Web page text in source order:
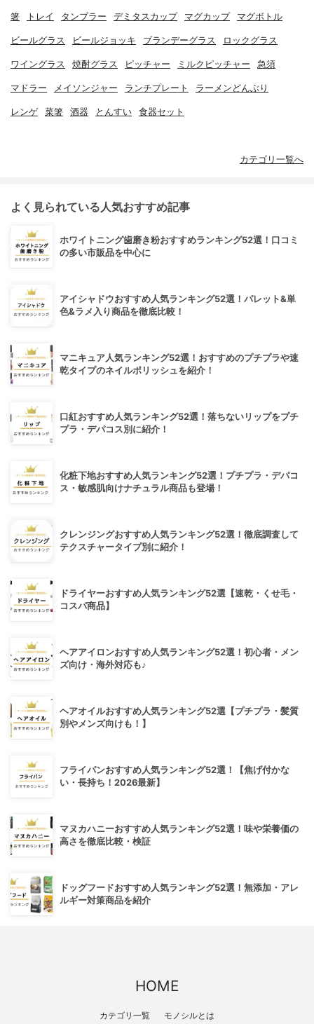
箸 トレイ タンブラー デミタスカップ マグカップ マグボトル
ビールグラス ビールジョッキ ブランデーグラス ロックグラス
ワイングラス 焼酎グラス ピッチャー ミルクピッチャー 急須
マドラー メイソンジャー ランチプレート ラーメンどんぶり
レンゲ 菜箸 酒器 とんすい 食器セット
カテゴリ一覧へ
よく見られている人気おすすめ記事
ホワイトニング歯磨き粉おすすめランキング52選！口コミ
の多い市販品を中心に
アイシャドウおすすめ人気ランキング52選！パレット&単
色&ラメ入り商品を徹底比較！
マニキュア人気ランキング52選！おすすめのプチプラや速
乾タイプのネイルポリッシュを紹介！
口紅おすすめ人気ランキング52選！落ちないリップをプチ
プラ・デパコス別に紹介！
化粧下地おすすめ人気ランキング52選！プチプラ・デパコ
ス・敏感肌向けナチュラル商品も登場！
クレンジングおすすめ人気ランキング52選！徹底調査して
テクスチャータイプ別に紹介！
ドライヤーおすすめ人気ランキング52選【速乾・くせ毛・
コスパ商品】
ヘアアイロンおすすめ人気ランキング52選！初心者・メン
ズ向け・海外対応も♪
ヘアオイルおすすめ人気ランキング52選【プチプラ・髪質
別やメンズ向けも！】
フライパンおすすめ人気ランキング52選！【焦げ付かな
い・長持ち！2026最新】
マヌカハニーおすすめ人気ランキング52選！味や栄養価の
高さを徹底比較・検証
ドッグフードおすすめ人気ランキング52選！無添加・アレ
ルギー対策商品を紹介
HOME
カテゴリ一覧 モノシルとは